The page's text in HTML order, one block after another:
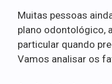
Muitas pessoas
plano odontológico,
particular quando
Vamos analisar os